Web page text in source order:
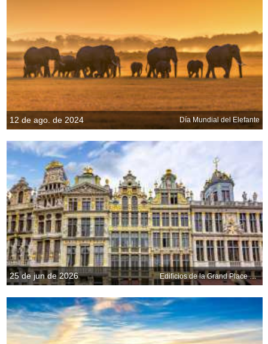
12 de ago. de 2024 Día Mundial del Elefante
25 de jun de 2026 Edificios de la Grand Place de Bruselas, Bélgica